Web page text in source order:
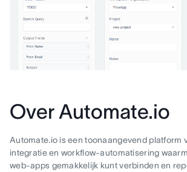
Over Automate.io
Automate.io is een toonaangevend platform
integratie en workflow-automatisering
web-apps gemakkelijk kunt verbinden en